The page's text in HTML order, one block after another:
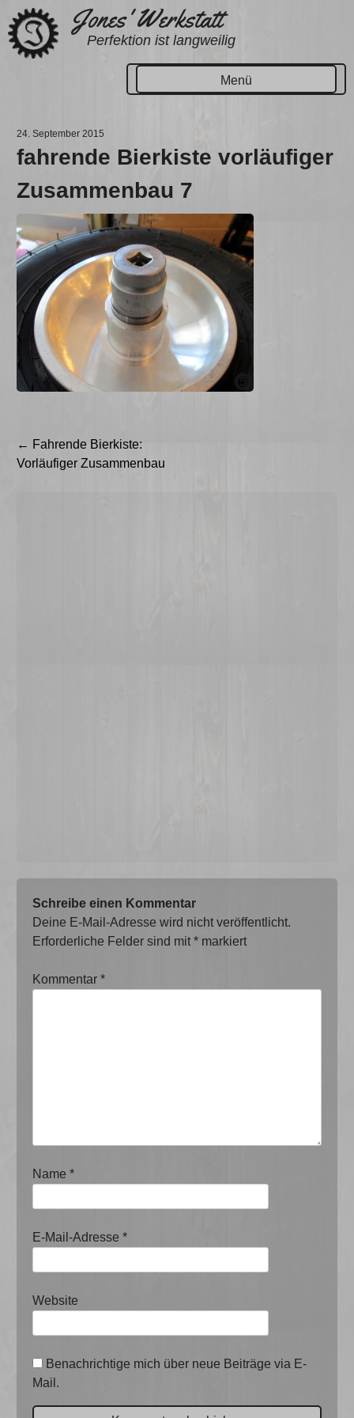
Zum
Inhalt
springen
Jones' Werkstatt
Perfektion ist langweilig
Menü
24. September 2015
fahrende Bierkiste vorläufiger
Zusammenbau 7
Beitragsnavigation
← Fahrende Bierkiste:
Vorläufiger Zusammenbau
Schreibe einen Kommentar
Deine E-Mail-Adresse wird nicht veröffentlicht.
Erforderliche Felder sind mit* markiert
Kommentar*
Name*
E-Mail-Adresse*
Website
Benachrichtige mich über neue Beiträge via E-
Mail.